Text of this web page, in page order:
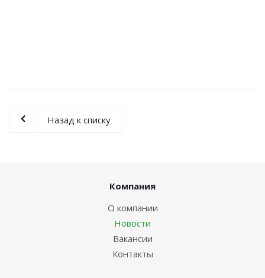
Назад к списку
Компания
О компании
Новости
Вакансии
Контакты